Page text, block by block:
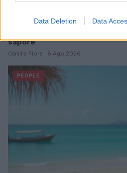
Data Deletion Data
sapore
Camilla Fiore · 8 Ago 2026
PEOPLE